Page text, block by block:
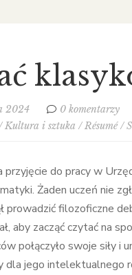
2024
0 komentarzy
Kultura i sztuka /Résumé/
do pracy w
Żaden uczeń nie
filozoficzne
aby zacząć czytać na
połączyło swoje siły i
jego intelektualnego